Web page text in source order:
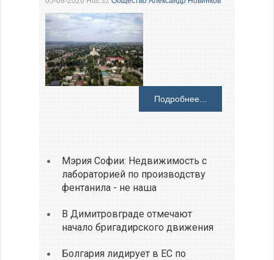
Подробнее...
Мэрия Софии: Недвижимость с
лабораторией по производству
фентанила - не наша
В Димитровграде отмечают
начало бригадирского движения
Болгария лидирует в ЕС по